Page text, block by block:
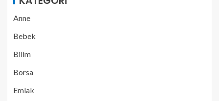
Anne
Bebek
Bilim
Borsa
Emlak